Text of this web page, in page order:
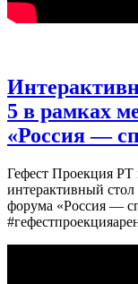
5 в рамках
«Россия —
Гефест Проекция РТ
интерактивный
форума «Россия —